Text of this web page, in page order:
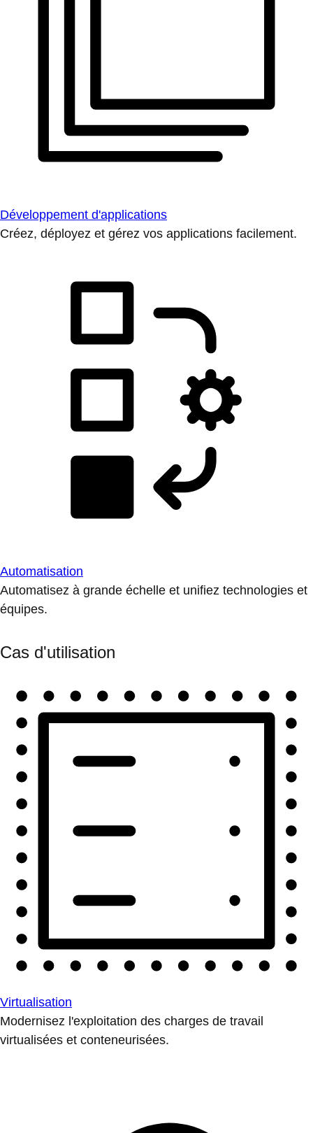
Développement d'applications
Créez, déployez et gérez vos applications facilement.
Automatisation
Automatisez à grande échelle et unifiez technologies et
équipes.
Cas d'utilisation
Virtualisation
Modernisez l'exploitation des charges de travail
virtualisées et conteneurisées.